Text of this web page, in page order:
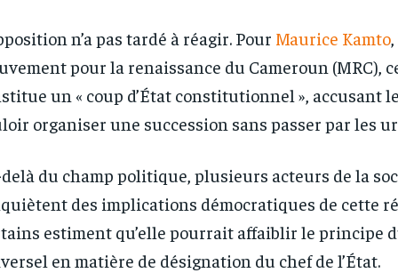
1-YEAR
/ year
Pay now and you get access to exclusive
By
every
opt
1-YEAR
/ year
Pay now and you get access to exclusive
By
every
opt
n’a pas tardé à réagir. Pour Maurice Kamto
pour la renaissance du Cameroun (MRC),
un « coup d’État constitutionnel », accusant
organiser une succession sans passer par les
du champ politique, plusieurs acteurs de la
des implications démocratiques de cette
estiment qu’elle pourrait affaiblir le principe
en matière de désignation du chef de l’État.